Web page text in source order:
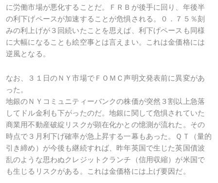
に労働市場が悪化することだ。ＦＲＢが後手に回り、年後半
の利下げペースが加速することが危惧される。０．７５％刻
みの利上げが３回続いたことを思えば、利下げペースも同様
に大幅になることも絵空事とは言えまい。これは金価格には
逆風となる。
なお、３１日のＮＹ市場でＦＯＭＣ声明文発表前に異変があ
った。
地銀のＮＹコミュニティーバンクの株価が突然３割以上急落
してドル金利も下がったのだ。地銀に関して危惧されていた
商業用不動産破綻リスクが顕在化かとの憶測が流れた。その
時点で３月利下げ確率が急上昇する一幕もあった。ＱＴ（量的
引き締め）が今後も継続すれば、昨年英国で生じた英国債波
乱のような思わぬクレジットクランチ（信用収縮）が米国で
も生じるリスクがある。これは金価格には上げ要因だ。